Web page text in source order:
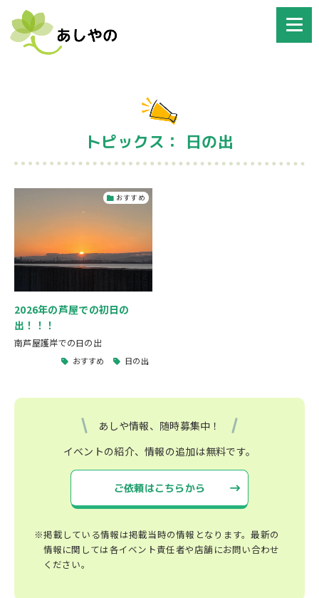
トピックス： 日の出
おすすめ
2026年の芦屋での初日の
出！！！
南芦屋護岸での日の出
おすすめ 日の出
あしや情報、随時募集中！
イベントの紹介、情報の追加は無料です。
ご依頼はこちらから
※掲載している情報は掲載当時の情報となります。最新の
情報に関しては各イベント責任者や店舗にお問い合わせ
ください。